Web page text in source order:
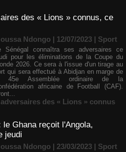
des « Lions » connus, ce
Ndongo | 12/07/2023 | Sport
Sénégal connaîtra ses adversaires ce
pour les éliminations de la Coupe du
2026. Ce sera à l'issue d'un tirage au
qui sera effectué à Abidjan en marge de
45e Assemblée ordinaire de la
africaine de Football (CAF).
des « Lions » connus
Ghana reçoit l'Angola,
jeudi
Ndongo | 23/03/2023 | Sport